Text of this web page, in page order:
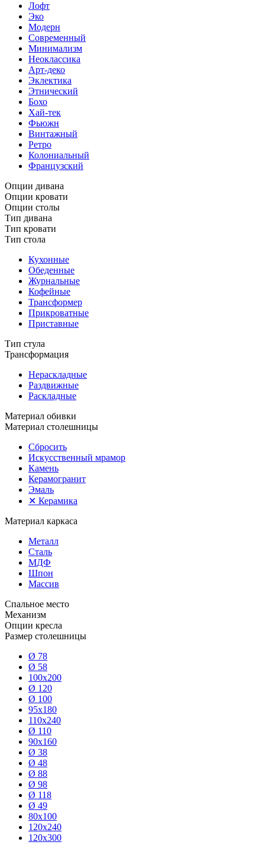
Лофт
Эко
Модерн
Современный
Минимализм
Неоклассика
Арт-деко
Эклектика
Этнический
Бохо
Хай-тек
Фьюжн
Винтажный
Ретро
Колониальный
Французский
Опции дивана
Опции кровати
Опции столы
Тип дивана
Тип кровати
Тип стола
Кухонные
Обеденные
Журнальные
Кофейные
Трансформер
Прикроватные
Приставные
Тип стула
Трансформация
Нераскладные
Раздвижные
Раскладные
Материал обивки
Материал столешницы
Сбросить
Искусственный мрамор
Камень
Керамогранит
Эмаль
✕ Керамика
Материал каркаса
Металл
Сталь
МДФ
Шпон
Массив
Спальное место
Механизм
Опции кресла
Размер столешницы
Ø 78
Ø 58
100x200
Ø 120
Ø 100
95x180
110x240
Ø 110
90x160
Ø 38
Ø 48
Ø 88
Ø 98
Ø 118
Ø 49
80x100
120x240
120x300